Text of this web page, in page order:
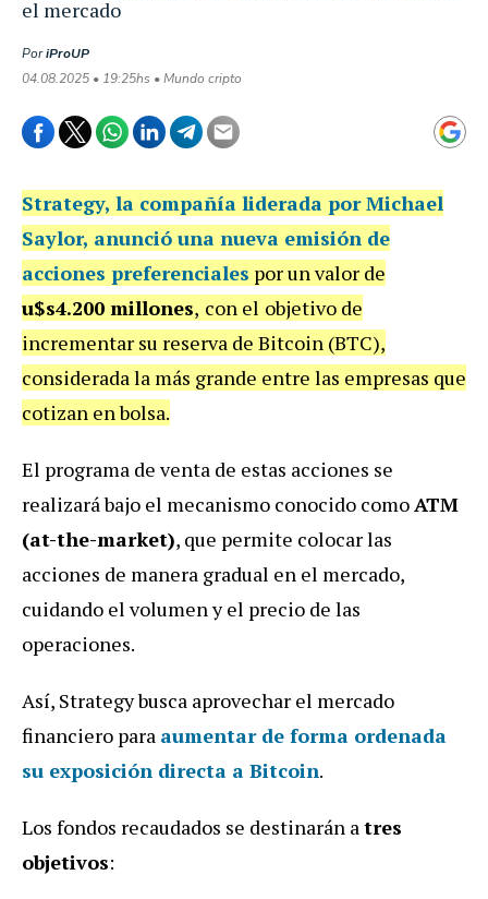
el mercado
PoriProUP
04.08.2025 • 19:25hs • Mundo cripto
Strategy, la compañía liderada por Michael
Saylor, anunció una nueva emisión de
acciones preferenciales por un valor de
u$s4.200 millones, con el objetivo de
incrementar su reserva de Bitcoin (BTC),
considerada la más grande entre las empresas que
cotizan en bolsa.
El programa de venta de estas acciones se
realizará bajo el mecanismo conocido como ATM
(at-the-market), que permite colocar las
acciones de manera gradual en el mercado,
cuidando el volumen y el precio de las
operaciones.
Así, Strategy busca aprovechar el mercado
financiero para aumentar de forma ordenada
su exposición directa a Bitcoin.
Los fondos recaudados se destinarán a tres
objetivos: